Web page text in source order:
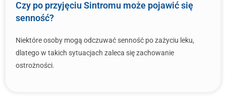
Czy po przyjęciu Sintromu może pojawić się
senność?
Niektóre osoby mogą odczuwać senność po zażyciu leku,
dlatego w takich sytuacjach zaleca się zachowanie
ostrożności.